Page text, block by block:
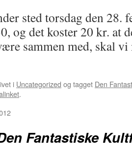
sted torsdag den 28.
og det koster 20 kr. at
sammen med, skal
i Uncategorized og tagget Den
.
Fantastiske